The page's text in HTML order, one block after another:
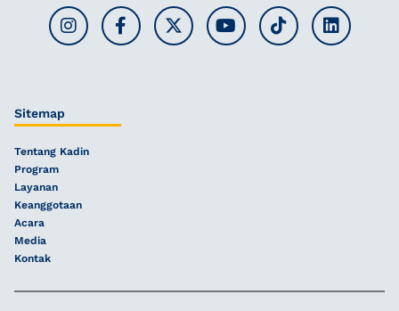
Sitemap
Tentang Kadin
Program
Layanan
Keanggotaan
Acara
Media
Kontak